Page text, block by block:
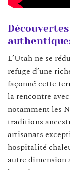
L’Utah ne se
refuge d’une
façonné cette
la rencontre
notamment les
traditions
artisanats
hospitalité
autre dimension